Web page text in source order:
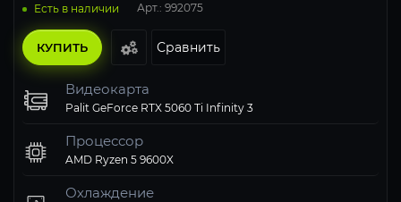
Есть в наличии Арт.: 992075
КУПИТЬ Сравнить
Видеокарта
Palit GeForce RTX 5060 Ti Infinity 3
Процессор
AMD Ryzen 5 9600X
Охлаждение